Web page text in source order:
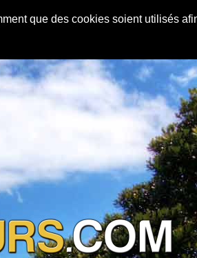
que des cookies soient utilisés